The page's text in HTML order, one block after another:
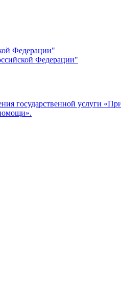
Федерации"
Федерации"
государственной услуги